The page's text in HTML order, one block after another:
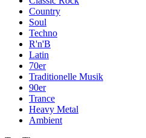
Country
Soul
Techno
R'n'B
Latin
70er
Traditionelle Musik
90er
Trance
Heavy Metal
Ambient